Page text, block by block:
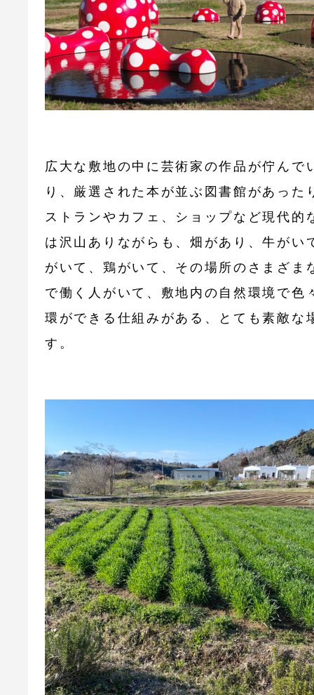
広大な敷地の中に芸術家の作品が佇んで
り、厳選された本が並ぶ図書館があった
ストランやカフェ、ショップなど現代的
は沢山ありながらも、畑があり、牛がい
がいて、鶏がいて、その場所のさまざま
で働く人がいて、敷地内の自然環境で色
環ができる仕組みがある、とても素敵な
す。